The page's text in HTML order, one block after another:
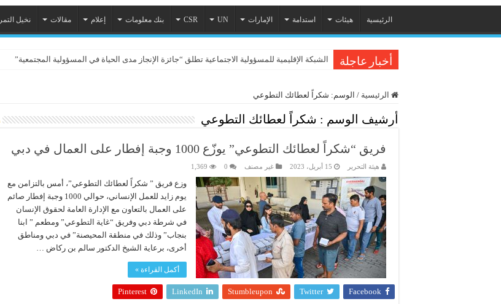
الرئيسية هيئات استدامة الإمارات UN
CSR بنك معلومات إعلام مقالات نخيل التمر
أخبار عاجلة الشبكة الإقليمية للمسؤولية الاجتماعية تطلق “جائزة الإنجاز مدى الحياة في المسؤولية المجتمعية”
Inc. Arabia Women Of Influence 2026 تحتفي بـ 60 مرأة قيادية
الرئيسية / الوسم: شكراً لعطائك التطوعي
أرشيف الوسم : شكراً لعطائك التطوعي
فريق “شكراً لعطائك التطوعي” يوزّع 1000 وجبة إفطار على العمال في دبي
هيئة التحرير 15 أبريل، 2023 غير مصنف 0
1,369
وزع فريق ” شكراً لعطائك التطوعي”، أمس بالتزامن مع
يوم زايد للعمل الإنساني، حوالي 1000 وجبة إفطار صائم
على العمال بالتعاون مع الإدارة العامة لحقوق الإنسان
في شرطة دبي وفريق “غاية التطوعي” ومطعم ” ابنا
بنجاب” وذلك في منطقة المحيصنة” في دبي ومناطق
أخرى، برعاية الشيخ الدكتور سالم بن ركاض …
أكمل القراءة »
Facebook
Twitter
Stumbleupon
LinkedIn
Pinterest